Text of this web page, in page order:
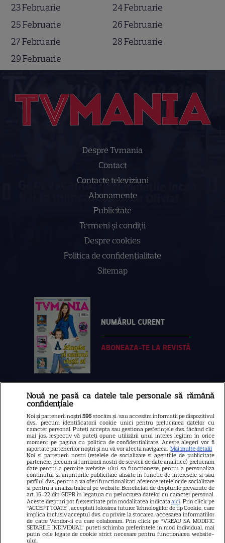
23 Februarie
24 Februarie
25 Februarie
26 Februarie
27 Februarie
28 Februarie
29 Februarie
Despre Tvmania
Contact
Contacte televiziuni
Abonamente
Publicitate
Termeni și condiții
Despre cookies
Politica de confidenţialitate
Sitemap
NUMĂRUL CURENT
ABONEAZA-TE LA REVISTĂ
Libertatea
Libertatea pentru femei
GSP
Știri mondene
Avantaje
Elle
Unica
Retete practice
URMĂREȘTE-NE PE
Nouă ne pasă ca datele tale personale să rămână
confidențiale
Noi și partenerii noștri596 stocăm și/sau accesăm informații pe dispozitivul
dvs., precum identificatorii cookie unici pentru prelucrarea datelor cu
caracter personal. Puteți accepta sau gestiona preferințele dvs. făcând clic
mai jos, respectiv vă puteți opune utilizării unui interes legitim în orice
moment pe pagina cu politica de confidențialitate. Aceste alegeri vor fi
raportate partenerilor noștri și nu vă vor afecta navigarea. Mai multe detalii
Noi si partenerii nostri (retelele de socializare si agentiile de publicitate
partenere, precum si furnizorii nostri de servicii de date analitice) prelucram
date pentru a permite website-ului sa functioneze, pentru a personaliza
continutul si anunturile publicitare afisate in functie de interesele si/sau
profilul dvs., pentru a va oferi functionalitati aferente retelelor de socializare
si pentru a analiza traficul pe website. Beneficiati de drepturile prevazute de
art. 15-22 din GDPR in legatura cu prelucrarea datelor cu caracter personal.
Aceste drepturi pot fi exercitate prin modalitatea indicataaici. Prin click pe
“ACCEPT TOATE”, acceptati folosirea tuturor Tehnologiilor de tip Cookie, care
implica inclusiv acceptul dvs. cu privire la stocarea/accesarea informatiilor
de catre Vendor-ii cu care colaboram. Prin click pe “VREAU SA MODIFIC
SETARILE INDIVIDUAL” puteti schimba preferintele in mod individual, mai
putin cele legate de cookie strict necesare pentru functionarea website-
ului.